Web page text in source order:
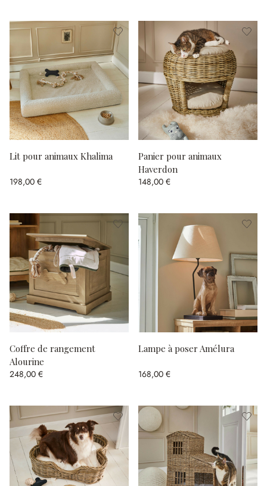
Lit pour animaux Khalima
198,00 €
Panier pour animaux
Haverdon
148,00 €
Coffre de rangement
Alourine
248,00 €
Lampe à poser Amélura
168,00 €